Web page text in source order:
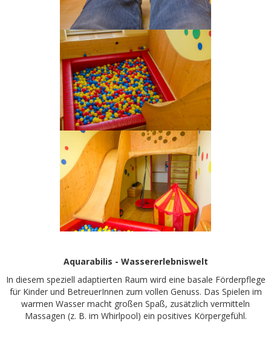
Aquarabilis - Wassererlebniswelt
In diesem speziell adaptierten Raum wird eine basale Förderpflege
für Kinder und BetreuerInnen zum vollen Genuss. Das Spielen im
warmen Wasser macht großen Spaß, zusätzlich vermitteln
Massagen (z. B. im Whirlpool) ein positives Körpergefühl.